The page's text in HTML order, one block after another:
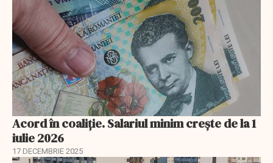
Acord în coaliție. Salariul minim crește de la 1
iulie 2026
17 DECEMBRIE 2025